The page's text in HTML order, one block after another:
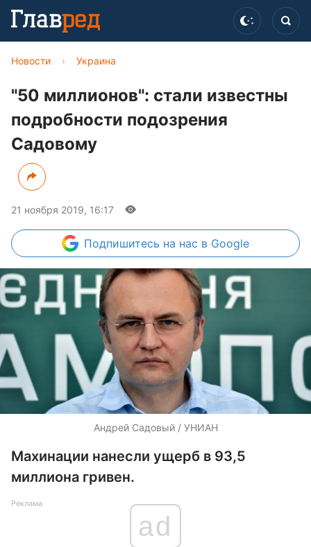
Новости › Украина
"50 миллионов": стали известны
подробности подозрения
Садовому
21 ноября 2019, 16:17
Подпишитесь на нас в Google
Андрей Садовый / УНИАН
Махинации нанесли ущерб в 93,5
миллиона гривен.
Реклама
ad